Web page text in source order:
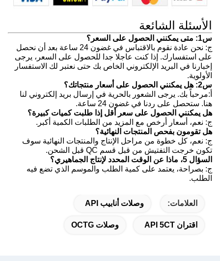
الأسئلة الشائعة
س1: متى يمكنني الحصول على السعر؟
ج: نحن عادة نقوم بالاقتباس في غضون 24 ساعة بعد أن نحصل
على استفسارك. إذا كنت عاجلا جدا للحصول على السعر، يرجى
إخبارنا في البريد الإلكتروني الخاص بك حتى نعتبر لك الاستفسار
الأولوية.
س2: هل يمكنني الحصول على أسعار منتجاتك؟
أ:مرحباً بك. يرجى الشعور بالحرية في إرسال بريد إلكتروني لنا
هنا. ستحصل على ردنا في غضون 24 ساعة.
هل يمكنني الحصول على سعر أقل إذا طلبت كميات كبيرة؟
ج: نعم، أسعار أرخص مع المزيد من الطلبات الكمية أكبر.
هل تقومون بفحص المنتجات النهائية؟
ج: نعم، كل خطوة من مراحل الإنتاج والمنتجات النهائية سوف
تكون خرجت التفتيش من قبل قسم QC قبل الشحن.
السؤال 5، ماذا عن الوقت المحدد لإنتاج الجماهيري؟
ج: بصراحة، يعتمد على كمية الطلب والموسم الذي تضع فيه
الطلب.
العلامات: وصلات أنابيب API
اقتران API 5CT وصلات OCTG